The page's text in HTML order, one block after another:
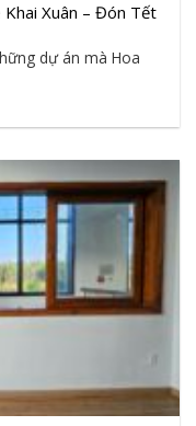
Khai Xuân – Đón Tết
dự án mà Hoa